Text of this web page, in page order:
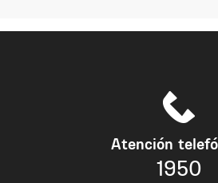
Atención
1950